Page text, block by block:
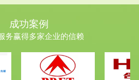
成功案例
务赢得多家企业的信赖